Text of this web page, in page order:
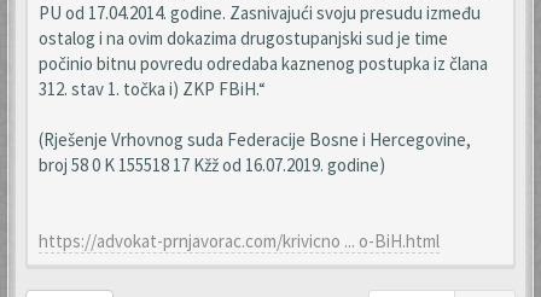
PU od 17.04.2014. godine. Zasnivajući svoju presudu između
ostalog i na ovim dokazima drugostupanjski sud je time
počinio bitnu povredu odredaba kaznenog postupka iz člana
312. stav 1. točka i) ZKP FBiH.“
(Rješenje Vrhovnog suda Federacije Bosne i Hercegovine,
broj 58 0 K 155518 17 Kžž od 16.07.2019. godine)
https://advokat-prnjavorac.com/krivicno ... o-BiH.html